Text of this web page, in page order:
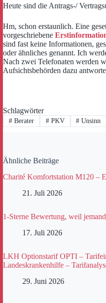
Heute sind die Antrags-/
Hm, schon erstaunlich. Eine
vorgeschriebene
sind fast keine Informationen,
oder ähnliches genannt. Ich
Nach zwei Telefonaten werden
Aufsichtsbehörden dazu
Schlagwörter
#Berater #PKV # Unsinn
Ähnliche Beiträge
Charité Komfortstation M120 –
21. Juli 2026
1-Sterne Bewertung, weil
17. Juli 2026
LKH Optionstarif OPTI –
Landeskrankenhilfe –
29. Juni 2026